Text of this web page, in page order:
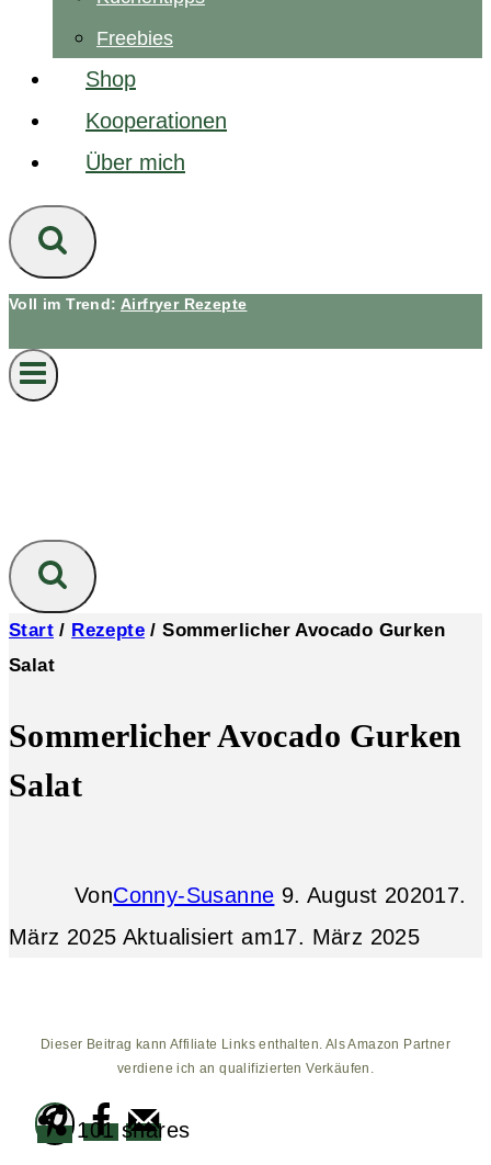
Freebies
Shop
Kooperationen
Über mich
Voll im Trend: Airfryer Rezepte
Start / Rezepte / Sommerlicher Avocado Gurken
Salat
Sommerlicher Avocado Gurken
Salat
VonConny-Susanne 9. August 202017.
März 2025 Aktualisiert am17. März 2025
Dieser Beitrag kann Affiliate Links enthalten. Als Amazon Partner
verdiene ich an qualifizierten Verkäufen.
101 shares